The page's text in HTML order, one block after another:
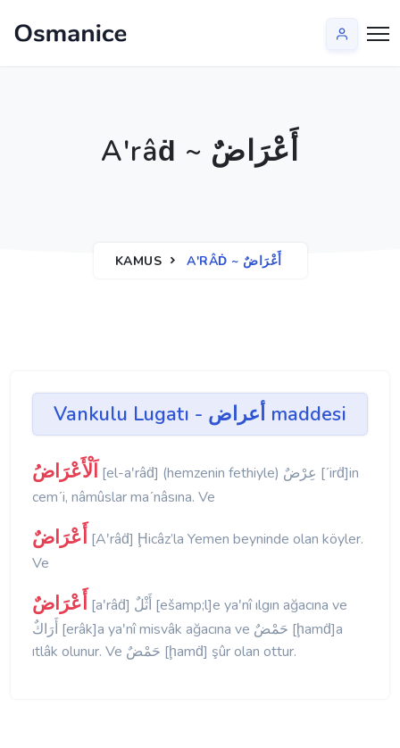
Aʹrâḋ ~ أَعْرَاضٌ
KAMUS AʹRÂḊ ~ أَعْرَاضٌ
Vankulu Lugatı - أعراض maddesi
اَلْأَعْرَاضُ [el-aʹrâḋ] (hemzenin fethiyle) عِرْضٌ [ʹirḋ]in
cemʹi, nâmûslar maʹnâsına. Ve
أَعْرَاضٌ [Aʹrâḋ] Ḩicâz’la Yemen beyninde olan köyler.
Ve
أَعْرَاضٌ [aʹrâḋ] أَثْلٌ [ešamp;l]e yaʹnî ılgın ağacına ve
أَرَاكٌ [erâk]a yaʹnî misvâk ağacına ve حَمْضٌ [ḩamḋ]a
ıtlâk olunur. Ve حَمْضٌ [ḩamḋ] şûr olan ottur.